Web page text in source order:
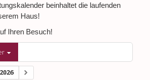
beinhaltet die laufenden
Haus!
Ihren Besuch!